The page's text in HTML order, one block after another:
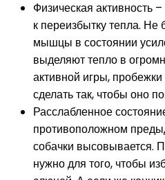
Физическая активность
к переизбытку тепла. Не
мышцы в состоянии
выделяют тепло в
активной игры,
сделать так, чтобы оно
Расслабленное
противоположном
собачки высовывается.
нужно для того, чтобы